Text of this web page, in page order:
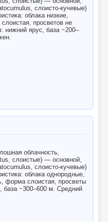
слоисто-кучевые)
облака низкие,
просветов не
нижний ярус, база ~200–
облачность,
слоистые) — основной,
слоисто-кучевые)
облака однородные,
форма слоистая, просветы
база ~300–600 м. Средний